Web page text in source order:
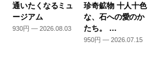
通いたくなるミュ
ージアム
930円 — 2026.08.03
珍奇鉱物 十人十色
な、石への愛のか
たち。 …
950円 — 2026.07.15